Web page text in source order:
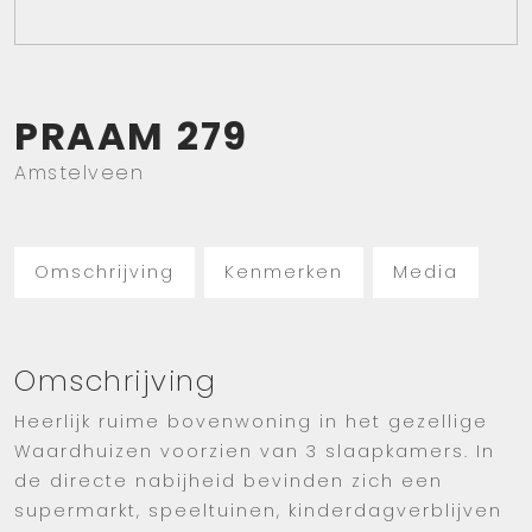
PRAAM 279
Amstelveen
Omschrijving Kenmerken Media
Omschrijving
Heerlijk ruime bovenwoning in het gezellige
Waardhuizen voorzien van 3 slaapkamers. In
de directe nabijheid bevinden zich een
supermarkt, speeltuinen, kinderdagverblijven